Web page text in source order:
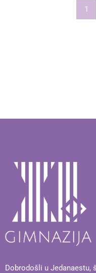
1
Dobrodošli u